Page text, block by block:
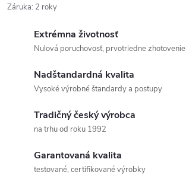
Záruka: 2 roky
Extrémna životnosť
Nulová poruchovosť, prvotriedne zhotovenie
Nadštandardná kvalita
Vysoké výrobné štandardy a postupy
Tradičný český výrobca
na trhu od roku 1992
Garantovaná kvalita
testované, certifikované výrobky